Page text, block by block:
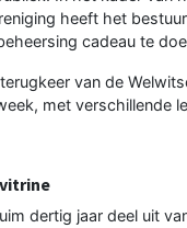
heeft het
cadeau te
van de
met verschillende
dertig jaar deel uit